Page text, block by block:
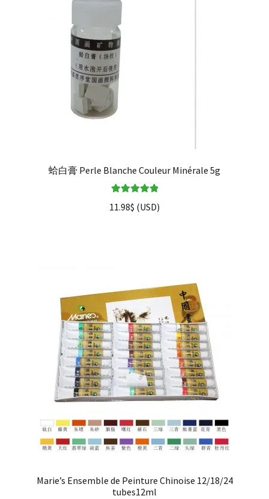
蛤白膏 Perle Blanche Couleur Minérale 5g
5
11.98$ (USD)
Marie’s Ensemble de Peinture Chinoise 12/18/24
tubes12ml